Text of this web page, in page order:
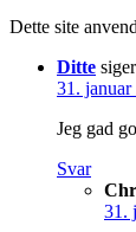
Dette site
Ditte
31. januar
Jeg gad
Svar
31.